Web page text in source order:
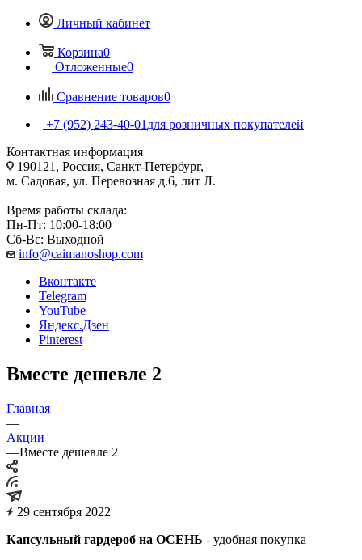
Личный кабинет
Корзина0
Отложенные0
Сравнение товаров0
+7 (952) 243-40-01 для розничных покупателей
Контактная информация
190121, Россия, Санкт-Петербург,
м. Садовая, ул. Перевозная д.6, лит Л.
Время работы склада:
Пн-Пт: 10:00-18:00
Сб-Вс: Выходной
info@caimanoshop.com
Вконтакте
Telegram
YouTube
Яндекс.Дзен
Pinterest
Вместе дешевле 2
Главная
—
Акции
—Вместе дешевле 2
29 сентября 2022
Капсульный гардероб на ОСЕНЬ - удобная покупка